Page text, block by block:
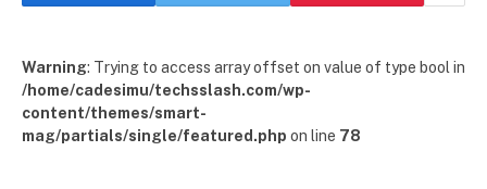
Warning: Trying to access array offset on value of type bool in
/home/cadesimu/techsslash.com/wp-
content/themes/smart-
mag/partials/single/featured.php on line 78